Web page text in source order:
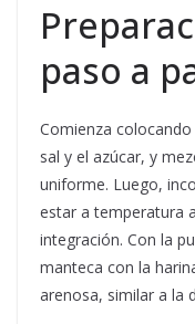
paso a
Comienza
sal y el azúcar, y
uniforme. Luego,
estar a temperatura
integración. Con la
manteca con la
arenosa, similar a la